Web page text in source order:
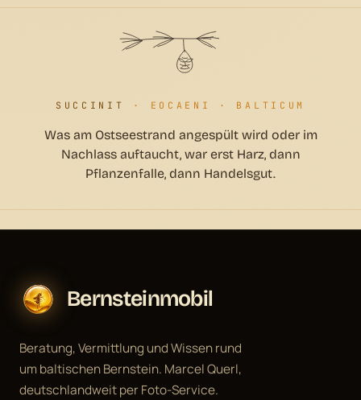
SUCCINIT · EOCAENI · BALTICUM
Was am Ostseestrand angespült wird oder im
Nachlass auftaucht, war erst Harz, dann
Pflanzenfalle, dann Handelsgut.
Bernsteinmobil
Beratung, Vermittlung und Wissen rund
um baltischen Bernstein. Marcel Querl,
deutschlandweit per Foto-Service.